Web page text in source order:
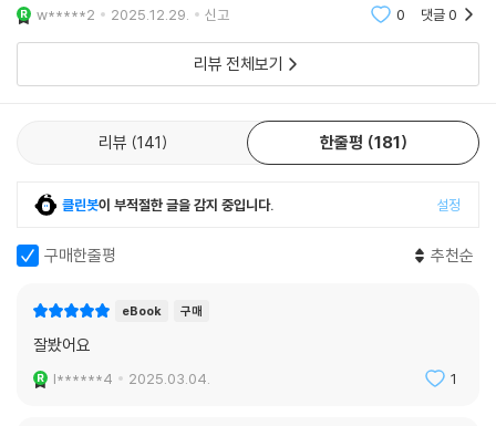
말이 됐다는 것. “말이 되었군”이라는 간소한 소감으로 담담히 변화를 받
아들인 ‘나’와 달리 가족들은 난리가 난다. 그들에게 ‘나’의 변화는 갑작스
러운 재앙이고 해결해야 할 문제였다. 해결이 안 된다면 눈 가리고 아웅이
라도 해야 했다. 그냥 이대로 살고 싶다는 ‘나’의 외침은 아무도 들어주지
않는다. 털이 밀리고 주둥이가 잘릴 위기에 처한 말이 할 수 있는 선택은 도
아무리 항거하고 발버둥 쳐도 내 부모는 기어이 나를 성형외과 침대 위에
태라는 걸 나는 확신하고 있었다. (……) 그들은 애초에 내 말을 들을 생각
‘나’는 인면수심, 아니 마면수심이란 꼬리표를 감수하고서라도 자기 존엄
을 지키기 위해 정의 구현을 마음먹지만 이 사회의 기준이, 통념이 자신을
비껴간다는 사실을 깨닫고 낙담한다. 말에게 허락되는 상식이란 없음을,
w*****2 2025.12.29. 신고 0 댓글0
리뷰 전체보기
리뷰 141 한줄평 181
클린봇이 부적절한 글을 감지 중입니다. 설정
구매한줄평 추천순
eBook 구매
잘봤어요
l******4 2025.03.04. 1